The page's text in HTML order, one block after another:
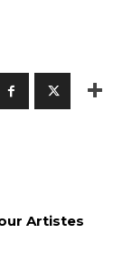
Artistes